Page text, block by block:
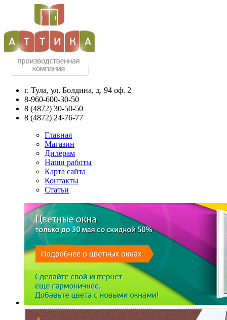
г. Тула, ул. Болдина, д. 94 оф. 2
8-960-600-30-50
8 (4872) 30-50-50
8 (4872) 24-76-77
Главная
Магазин
Дилерам
Наши работы
Карта сайта
Контакты
Статьи